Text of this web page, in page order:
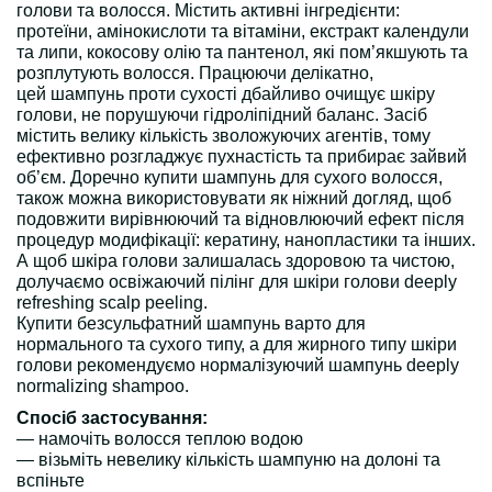
голови та волосся. Містить активні інгредієнти:
протеїни, амінокислоти та вітаміни, екстракт календули
та липи, кокосову олію та пантенол, які пом’якшують та
розплутують волосся. Працюючи делікатно,
цей шампунь проти сухості дбайливо очищує шкіру
голови, не порушуючи гідроліпідний баланс. Засіб
містить велику кількість зволожуючих агентів, тому
ефективно розгладжує пухнастість та прибирає зайвий
об’єм. Доречно купити шампунь для сухого волосся,
також можна використовувати як ніжний догляд, щоб
подовжити вирівнюючий та відновлюючий ефект після
процедур модифікації: кератину, нанопластики та інших.
А щоб шкіра голови залишалась здоровою та чистою,
долучаємо освіжаючий пілінг для шкіри голови deeply
refreshing scalp peeling.
Купити безсульфатний шампунь варто для
нормального та сухого типу, а для жирного типу шкіри
голови рекомендуємо нормалізуючий шампунь deeply
normalizing shampoo.
Спосіб застосування:
— намочіть волосся теплою водою
— візьміть невелику кількість шампуню на долоні та
вспіньте